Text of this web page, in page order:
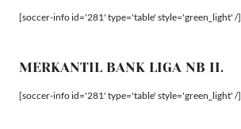
[soccer-info id='281' type='table' style='green_light' /]
MERKANTIL BANK LIGA NB II.
[soccer-info id='281' type='table' style='green_light' /]